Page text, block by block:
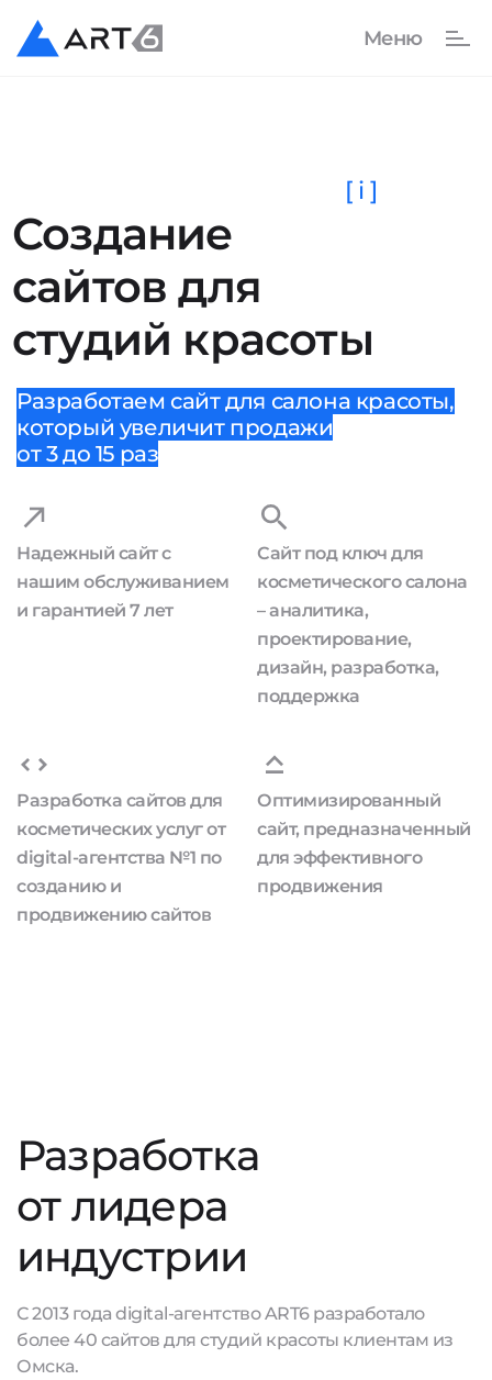
Создание
сайтов для
студий красоты
[ i ]
Разработаем сайт для салона красоты,
который увеличит продажи
от 3 до 15 раз
Надежный сайт с
нашим обслуживанием
и гарантией 7 лет
Сайт под ключ для
косметического салона
– аналитика,
проектирование,
дизайн, разработка,
поддержка
Разработка сайтов для
косметических услуг от
digital-агентства №1 по
созданию и
продвижению сайтов
Оптимизированный
сайт, предназначенный
для эффективного
продвижения
Разработка
от лидера
индустрии
С 2013 года digital-агентство ART6 разработало
более 40 сайтов для студий красоты клиентам из
Омска.